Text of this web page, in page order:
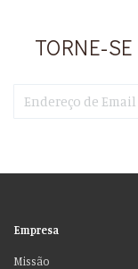
TORNE-
Empresa
Missão